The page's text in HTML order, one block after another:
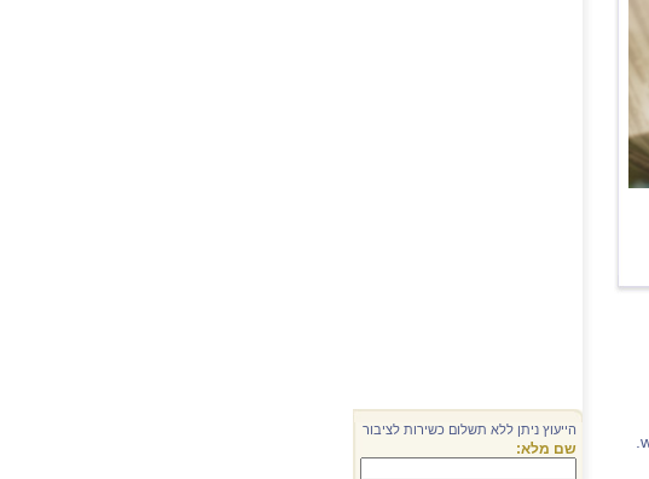
הייעוץ ניתן ללא תשלום כשירות לציבור
שם מלא: